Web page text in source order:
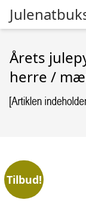
Årets
herre /
Tilbud!